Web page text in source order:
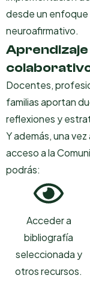
desde un enfoque
neuroafirmativo.
Aprendizaje
Docentes,
familias aportan
reflexiones y
Y además, una
acceso a la
podrás:
Acceder a
bibliografía
seleccionada y
otros recursos.